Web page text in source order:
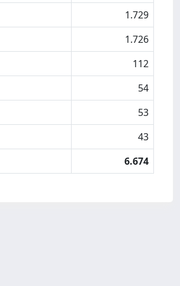
1.729
1.726
112
54
53
43
6.674